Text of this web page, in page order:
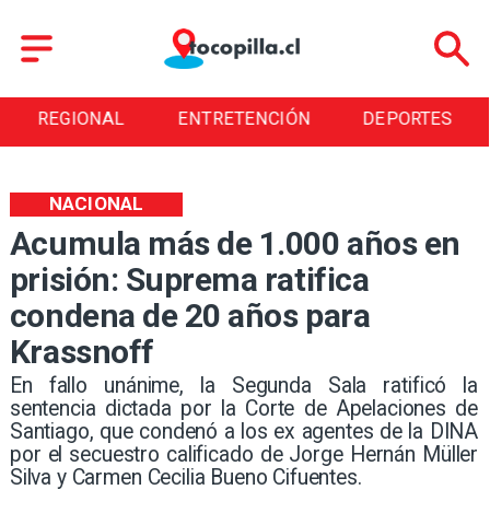
ENTRETENCIÓN DEPORTES
Acumula más de 1.000 años en
prisión: Suprema ratifica
condena de 20 años para
Krassnoff
En fallo unánime, la Segunda Sala ratificó la
sentencia dictada por la Corte de Apelaciones de
Santiago, que condenó a los ex agentes de la DINA
por el secuestro calificado de Jorge Hernán Müller
Silva y Carmen Cecilia Bueno Cifuentes.
NACIONAL